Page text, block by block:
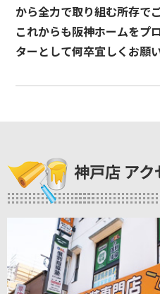
から全力で取り組む所存で
これからも阪神ホームをプ
ターとして何卒宜しくお
神戸店 ア